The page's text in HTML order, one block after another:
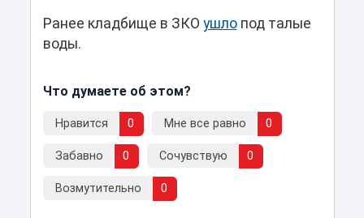
Ранее кладбище в ЗКО ушлопод талые
воды.
Что думаете об этом?
Нравится 0 Мне все равно 0
Забавно 0 Сочувствую 0
Возмутительно 0